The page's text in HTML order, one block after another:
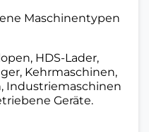
Maschinentypen
HDS-Lader,
Kehrmaschinen,
Industriemaschinen
Geräte.